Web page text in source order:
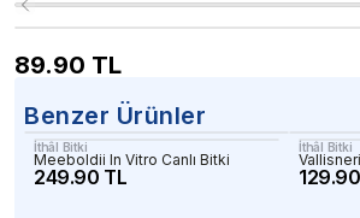
89.90 TL
Benzer Ürünler
İthâl Bitki
Meeboldii In Vitro Canlı Bitki
249.90 TL
İthâl Bitki